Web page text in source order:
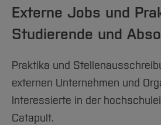
Externe Jobs und
Studierende und
Praktika und
externen Unternehmen und
Interessierte in der
Catapult.